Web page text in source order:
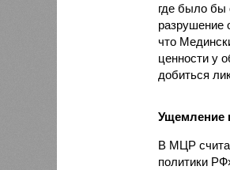
где было бы
разрушение
что
ценности у
добиться
Ущемление
В МЦР
политики